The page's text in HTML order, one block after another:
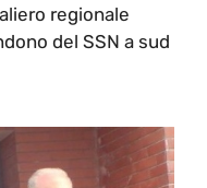
regionale
del SSN a sud